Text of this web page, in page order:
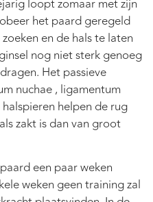
loopt zomaar met zijn
het paard geregeld
en de hals te laten
nog niet sterk genoeg
Het passieve
nuchae , ligamentum
helpen de rug
zakt is dan van groot
een paar weken
weken geen training zal